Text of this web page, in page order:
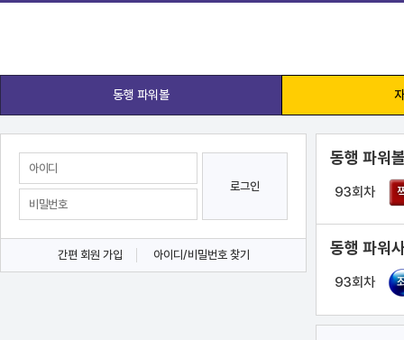
동행 파워볼
로그인
간편 회원 가입 아이디/비밀번호 찾기
동행 파워
93회차
동행 파워
93회차